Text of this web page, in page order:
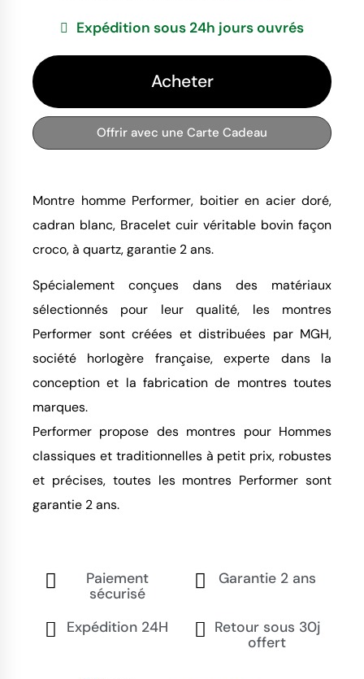
Expédition sous 24h jours ouvrés
Acheter
Offrir avec une Carte Cadeau
Montre homme Performer, boitier en acier doré,
cadran blanc, Bracelet cuir véritable bovin façon
croco, à quartz, garantie 2 ans.
Spécialement conçues dans des matériaux
sélectionnés pour leur qualité, les montres
Performer sont créées et distribuées par MGH,
société horlogère française, experte dans la
conception et la fabrication de montres toutes
marques.
Performer propose des montres pour Hommes
classiques et traditionnelles à petit prix, robustes
et précises, toutes les montres Performer sont
garantie 2 ans.
Paiement
sécurisé
Garantie 2 ans
Expédition 24H
Retour sous 30j
offert